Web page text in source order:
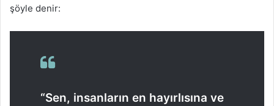
şöyle denir:
“Sen, insanların en hayırlısına ve